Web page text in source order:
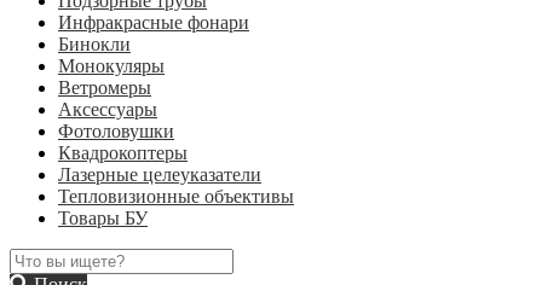
Инфракрасные фонари
Бинокли
Монокуляры
Ветромеры
Аксессуары
Фотоловушки
Квадрокоптеры
Лазерные целеуказатели
Тепловизионные объективы
Товары БУ